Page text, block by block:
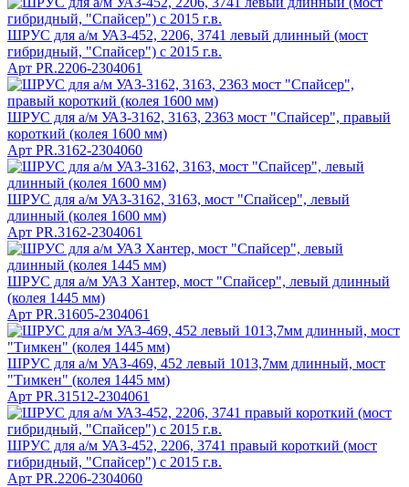
ШРУС для а/м УАЗ-452, 2206, 3741 левый длинный (мост
гибридный, "Спайсер") с 2015 г.в.
Арт PR.2206-2304061
ШРУС для а/м УАЗ-3162, 3163, 2363 мост "Спайсер", правый
короткий (колея 1600 мм)
Арт PR.3162-2304060
ШРУС для а/м УАЗ-3162, 3163, мост "Спайсер", левый
длинный (колея 1600 мм)
Арт PR.3162-2304061
ШРУС для а/м УАЗ Хантер, мост "Спайсер", левый длинный
(колея 1445 мм)
Арт PR.31605-2304061
ШРУС для а/м УАЗ-469, 452 левый 1013,7мм длинный, мост
"Тимкен" (колея 1445 мм)
Арт PR.31512-2304061
ШРУС для а/м УАЗ-452, 2206, 3741 правый короткий (мост
гибридный, "Спайсер") с 2015 г.в.
Арт PR.2206-2304060